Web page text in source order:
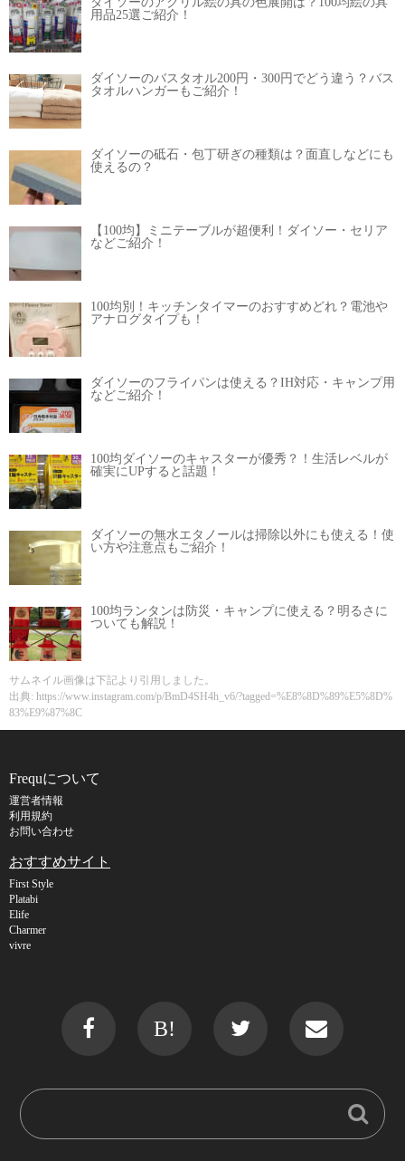
用品25選ご紹介！
ダイソーのバスタオル200円・300円でどう違う？バス
タオルハンガーもご紹介！
ダイソーの砥石・包丁研ぎの種類は？面直しなどにも
使えるの？
【100均】ミニテーブルが超便利！ダイソー・セリア
などご紹介！
100均別！キッチンタイマーのおすすめどれ？電池や
アナログタイプも！
ダイソーのフライパンは使える？IH対応・キャンプ用
などご紹介！
100均ダイソーのキャスターが優秀？！生活レベルが
確実にUPすると話題！
ダイソーの無水エタノールは掃除以外にも使える！使
い方や注意点もご紹介！
100均ランタンは防災・キャンプに使える？明るさに
ついても解説！
サムネイル画像は下記より引用しました。
出典: https://www.instagram.com/p/BmD4SH4h_v6/?tagged=%E8%8D%89%E5%8D%
83%E9%87%8C
Frequについて
運営者情報
利用規約
お問い合わせ
おすすめサイト
First Style
Platabi
Elife
Charmer
vivre
B!